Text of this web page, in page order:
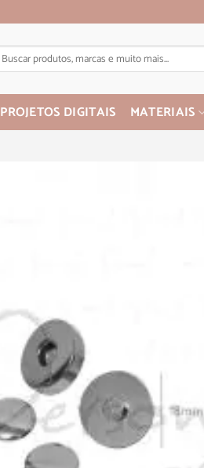
PROJETOS DIGITAIS MATERIAIS